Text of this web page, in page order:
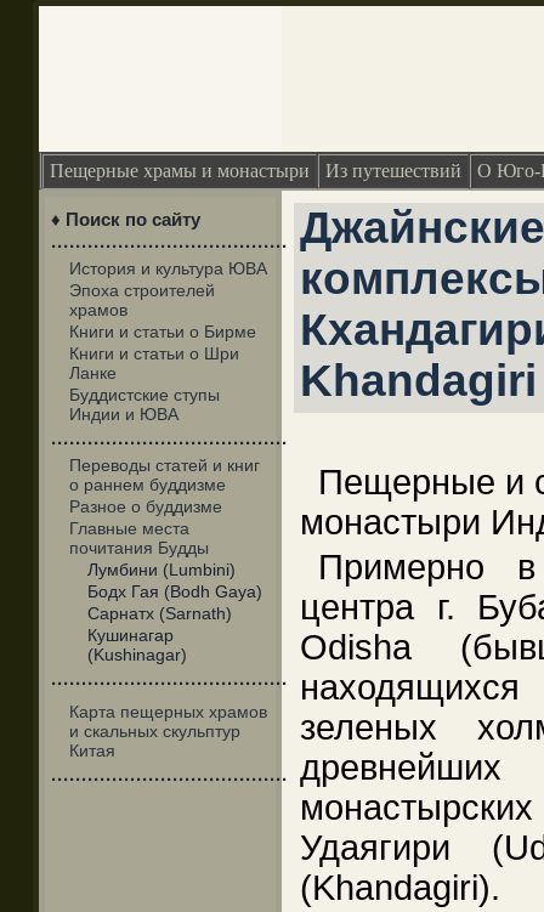
Пещерные храмы и монастыри Из путешествий О Юго-
♦ Поиск по сайту
·······································
История и культура ЮВА
Эпоха строителей
храмов
Книги и статьи о Бирме
Книги и статьи о Шри
Ланке
Буддистские ступы
Индии и ЮВА
·······································
Переводы статей и книг
о раннем буддизме
Разное о буддизме
Главные места
почитания Будды
Лумбини (Lumbini)
Бодх Гая (Bodh Gaya)
Сарнатх (Sarnath)
Кушинагар
(Kushinagar)
·······································
Карта пещерных храмов
и скальных скульптур
Китая
·······································
Пещерные и
монастыри
Примерно
центра г.
Odisha
зеленых
Удаягири
(Khandagiri).